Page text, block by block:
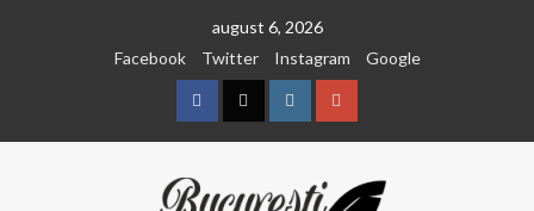
august 6, 2026
Facebook
Twitter Instagram Google
FacebookTwitterInstagramGoogle